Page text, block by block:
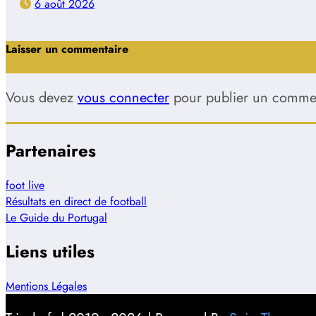
6 août 2026
Laisser un commentaire
Vous devez vous connecter pour publier un
Partenaires
foot live
Résultats en direct de football
Le Guide du Portugal
Liens utiles
Mentions Légales